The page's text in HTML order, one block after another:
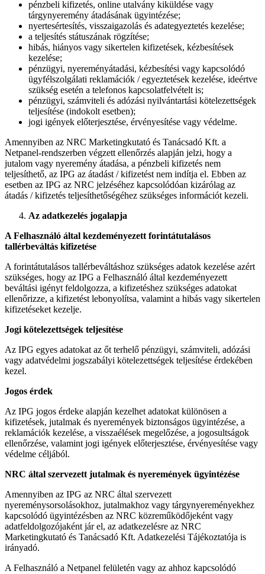
pénzbeli kifizetés, online utalvány kiküldése vagy
tárgynyeremény átadásának ügyintézése;
nyertesértesítés, visszaigazolás és adategyeztetés kezelése;
a teljesítés státuszának rögzítése;
hibás, hiányos vagy sikertelen kifizetések, kézbesítések
kezelése;
pénzügyi, nyereményátadási, kézbesítési vagy kapcsolódó
ügyfélszolgálati reklamációk / egyeztetések kezelése, ideértve
szükség esetén a telefonos kapcsolatfelvételt is;
pénzügyi, számviteli és adózási nyilvántartási kötelezettségek
teljesítése (indokolt esetben);
jogi igények előterjesztése, érvényesítése vagy védelme.
Amennyiben az NRC Marketingkutató és Tanácsadó Kft. a
Netpanel-rendszerben végzett ellenőrzés alapján jelzi, hogy a
jutalom vagy nyeremény átadása, a pénzbeli kifizetés nem
teljesíthető, az IPG az átadást / kifizetést nem indítja el. Ebben az
esetben az IPG az NRC jelzéséhez kapcsolódóan kizárólag az
átadás / kifizetés teljesíthetőségéhez szükséges információt kezeli.
Az adatkezelés jogalapja
A Felhasználó által kezdeményezett forintátutalásos
tallérbeváltás kifizetése
A forintátutalásos tallérbeváltáshoz szükséges adatok kezelése azért
szükséges, hogy az IPG a Felhasználó által kezdeményezett
beváltási igényt feldolgozza, a kifizetéshez szükséges adatokat
ellenőrizze, a kifizetést lebonyolítsa, valamint a hibás vagy sikertelen
kifizetéseket kezelje.
Jogi kötelezettségek teljesítése
Az IPG egyes adatokat az őt terhelő pénzügyi, számviteli, adózási
vagy adatvédelmi jogszabályi kötelezettségek teljesítése érdekében
kezel.
Jogos érdek
Az IPG jogos érdeke alapján kezelhet adatokat különösen a
kifizetések, jutalmak és nyeremények biztonságos ügyintézése, a
reklamációk kezelése, a visszaélések megelőzése, a jogosultságok
ellenőrzése, valamint jogi igények előterjesztése, érvényesítése vagy
védelme céljából.
NRC által szervezett jutalmak és nyeremények ügyintézése
Amennyiben az IPG az NRC által szervezett
nyereménysorsolásokhoz, jutalmakhoz vagy tárgynyereményekhez
kapcsolódó ügyintézésben az NRC közreműködőjeként vagy
adatfeldolgozójaként jár el, az adatkezelésre az NRC
Marketingkutató és Tanácsadó Kft. Adatkezelési Tájékoztatója is
irányadó.
A Felhasználó a Netpanel felületén vagy az ahhoz kapcsolódó